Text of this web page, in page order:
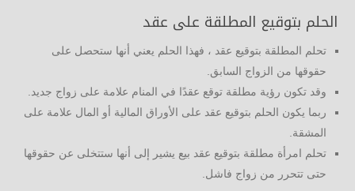
الحلم بتوقيع المطلقة على عقد
تحلم المطلقة بتوقيع عقد ، فهذا الحلم يعني أنها ستحصل على
حقوقها من الزواج السابق.
وقد تكون رؤية مطلقة توقع عقدًا في المنام علامة على زواج جديد.
ربما يكون الحلم بتوقيع عقد على الأوراق المالية أو المال علامة على
المشقة.
تحلم امرأة مطلقة بتوقيع عقد بيع يشير إلى أنها ستتخلى عن حقوقها
حتى تتحرر من زواج فاشل.